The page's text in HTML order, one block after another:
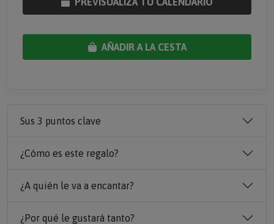
AÑADIR A LA CESTA
Sus 3 puntos clave
¿Cómo es este regalo?
¿A quién le va a encantar?
¿Por qué le gustará tanto?